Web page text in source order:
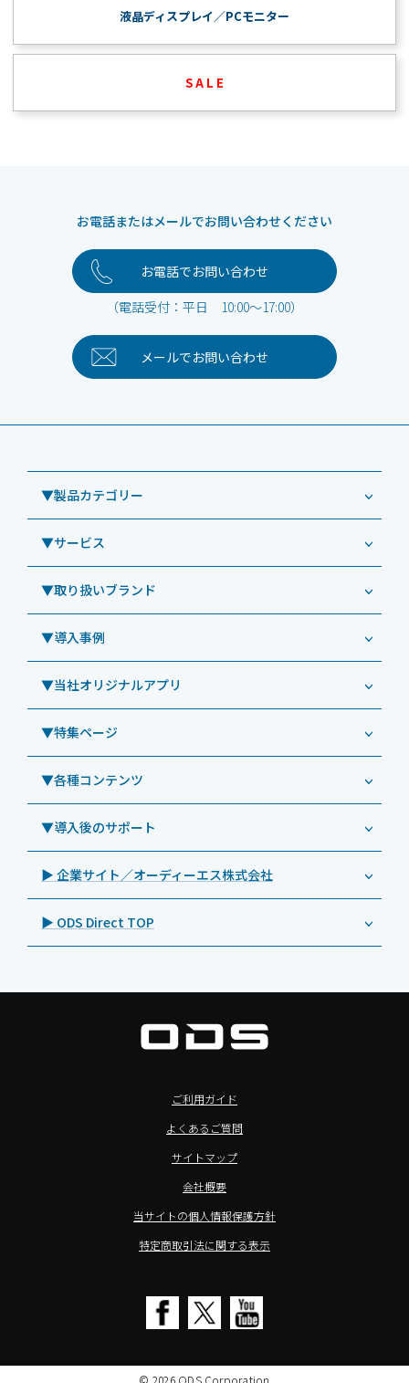
液晶ディスプレイ／PCモニター
S A L E
お電話またはメールでお問い合わせください
お電話でお問い合わせ
（電話受付：平日 10:00～17:00）
メールでお問い合わせ
▼製品カテゴリー
業務用タブレット
Windowsタブレット TW2A-NF9LTA
Windowsタブレット TW2A-N9LTA
Windowsタブレット TW2A-N9LT
Windowsタブレット TW2A-E9LT
Androidタブレット TA2C-NF8
Androidタブレット TA2C-NF8BL
Androidタブレット TA2C-CS8
Androidタブレット TA2C-CS8BL
Androidタブレット TA2C-DR94G
Androidタブレット TA2C-M8AC
Androidタブレット TA2C-M8
デジタルホワイトボード／電子黒板
▼サービス
コールセンター
CRMシステム「カイゼンコール」
リペアサービス
教育機関向けiPad修理パック
社内ヘルプデスク代行サービス
教育機関向けiPad管理運用パック
教育機関向けICT支援ソリューション
教育機関向けネットワーク機器導入保守
キッティング
自治体向けDXソリューションサービス
法人向けiPad修理＆デバイス買取サービス
▼取り扱いブランド
ODS（オーディーエス）
LG（エルジー）
ViewSonic（ビューソニック）
PHILIPS（フィリップス）
DynaScan（ダイナスキャン）
SAMSUNG（サムスン）
Goodview（グッドビュー）
Cloudpoint（クラウドポイント）
BenQ（ベンキュー）
Magconn（マグコン）
BIAMP ／ Apart Audio（バイアンプ）
SpeakerCraft（スピーカークラフト）
AURORA（オーロラ）
Honeywell（ハネウェル）
KOAMTAC（コームタック）
▼導入事例
導入事例（業務用タブレット、デジタルサイネージほか）
事例：業務用タブレット端末
事例：業務用サイネージ・プロジェクター
事例：業務用オーディオ・その他AV機器
事例：サービス
▼当社オリジナルアプリ
業務効率化アプリ「NFCオプティマイザー」
サポート支援アプリ「ログ送信アプリ」
MDMアプリ「Tablet Control」
▼特集ページ
業務用タブレット
>特長1：USB Type-Aポート
>特長2：microHDMIポート
>特長3：AC常時給電タイプ
>飲食向けタブレット
>ホテル向けタブレット
>NFCタブレット
>Windowsタブレット
オーディーエスが選ばれる理由
Windows IoT Enterprise LTSC
TA2C-DR9シリーズ_オリジナル機能
TA2C-CS8_カスタマイズメニュー
簡単カスタム設定ツール「EZTools」
電子ピアノ修理／代行店募集
▼各種コンテンツ
特集記事
製品カタログ
プレスリリース
製品写真
▼導入後のサポート
オーディーエスPCカスタマーセンター
▶ 企業サイト／オーディーエス株式会社
▶ ODS Direct TOP
ご利用ガイド
よくあるご質問
サイトマップ
会社概要
当サイトの個人情報保護方針
特定商取引法に関する表示
© 2026 ODS Corporation